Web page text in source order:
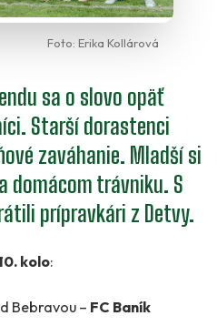
Foto: Erika Kollárová
sa o slovo opäť
Starší dorastenci
zaváhanie. Mladší si
domácom trávniku. S
prípravkári z Detvy.
kolo:
Bebravou – FC Baník